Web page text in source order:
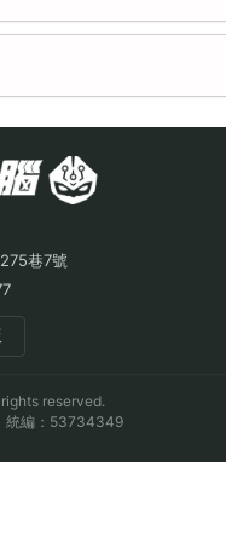
巷7號
reserved.
統編：53734349